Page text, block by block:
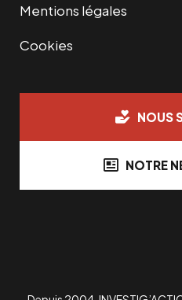
Mentions légales
Cookies
NOUS
NOTRE